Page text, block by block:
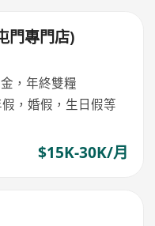
門專門店)
，年終雙糧
，婚假，生日假等
$15K-30K/月